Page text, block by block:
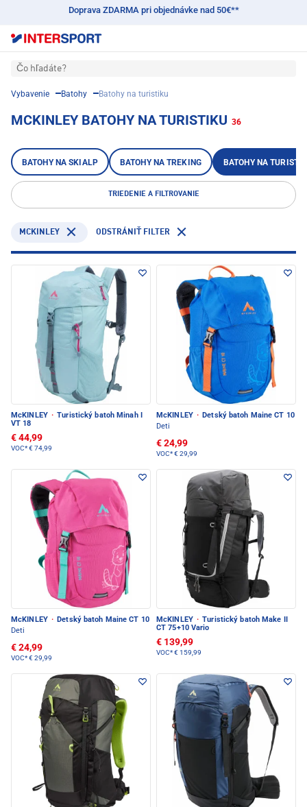
Doprava ZDARMA pri objednávke nad 50€**
Čo hľadáte?
Vybavenie Batohy Batohy na turistiku
MCKINLEY BATOHY NA TURISTIKU 36
BATOHY NA SKIALP BATOHY NA TREKING BATOHY NA
TRIEDENIE A FILTROVANIE
MCKINLEY ODSTRÁNIŤ FILTER
McKINLEY · Turistický batoh Minah I
VT 18
€ 44,99
VOC*€ 74,99
McKINLEY · Detský batoh Maine CT 10
Deti
€ 24,99
VOC*€ 29,99
McKINLEY · Detský batoh Maine CT 10
Deti
€ 24,99
VOC*€ 29,99
McKINLEY · Turistický batoh Make II
CT 75+10 Vario
€ 139,99
VOC*€ 159,99